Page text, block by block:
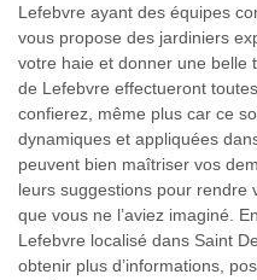
Lefebvre ayant des équipes
vous propose des jardiniers
votre haie et donner une belle
de Lefebvre effectueront
confierez, même plus car ce
dynamiques et appliquées
peuvent bien maîtriser vos
leurs suggestions pour rendre
que vous ne l’aviez imaginé.
Lefebvre localisé dans Saint
obtenir plus d’informations,